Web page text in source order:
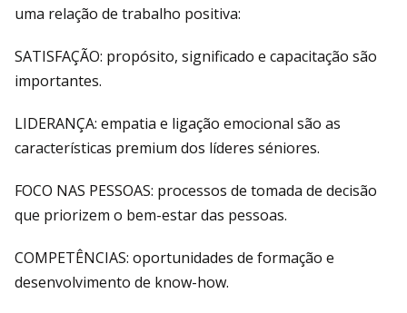
uma relação de trabalho positiva:
SATISFAÇÃO: propósito, significado e capacitação são
importantes.
LIDERANÇA: empatia e ligação emocional são as
características premium dos líderes séniores.
FOCO NAS PESSOAS: processos de tomada de decisão
que priorizem o bem-estar das pessoas.
COMPETÊNCIAS: oportunidades de formação e
desenvolvimento de know-how.